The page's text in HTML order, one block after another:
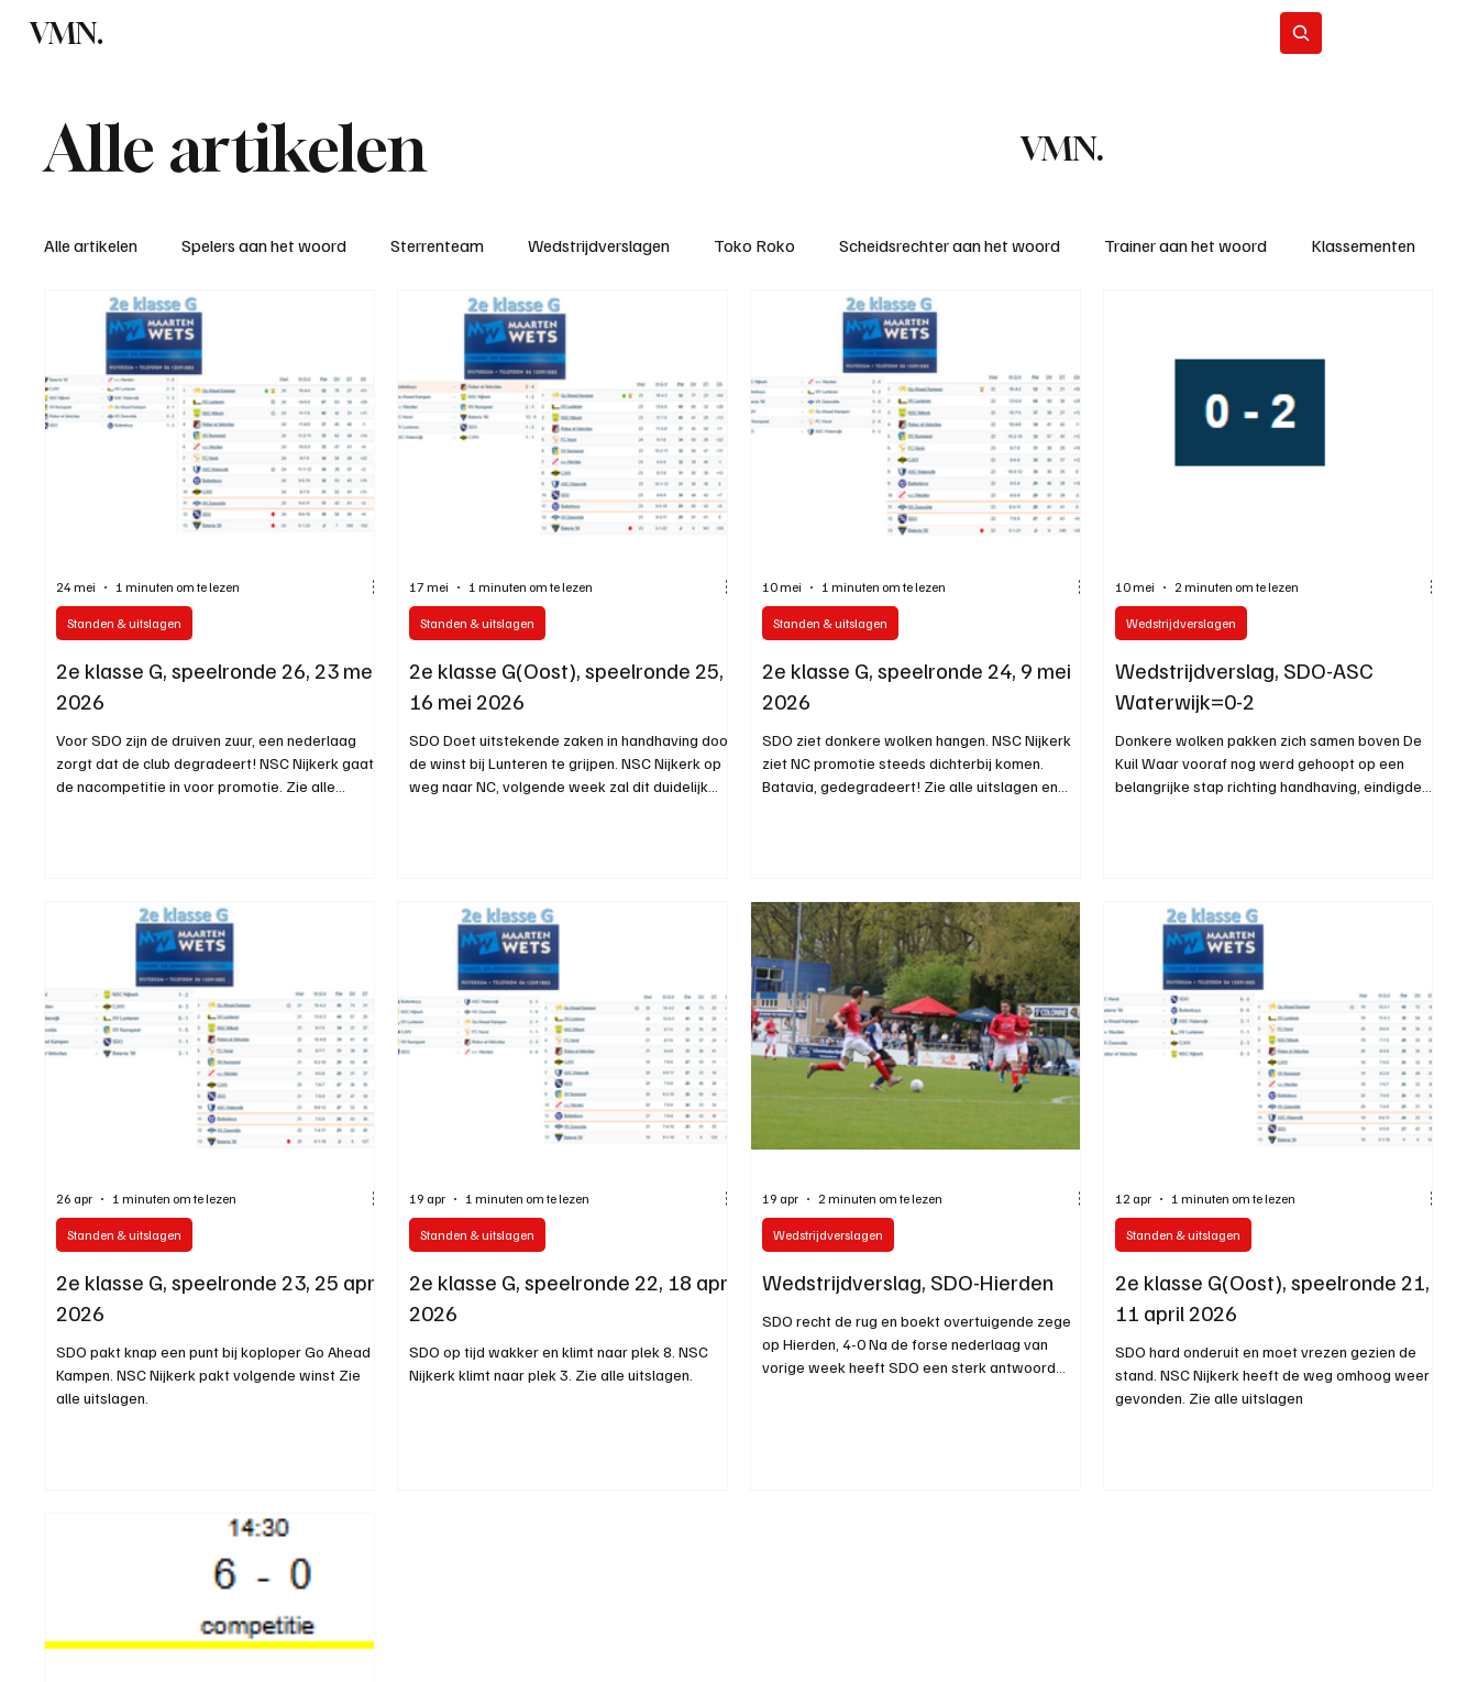
VMN.
Alle artikelen VMN.
Alle artikelen Spelers aan het woord Sterrenteam Wedstrijdverslagen Toko Roko Scheidsrechter aan het woord Trainer aan het woord Klassementen
Standen & uitslagen KM - Meest sportieve ploeg KM - Minst gepasseerde ploeg KM - Topscorer van het seizoen
KM - Meest scorende ploeg Bekervoetbal Ster van de week Het gesprek Reclame Algemene berichten KM - Topscorer van de week
Introductie donateurclubs 26/27
2e klasse G, speelronde 26, 23 mei
2026
Voor SDO zijn de druiven zuur, een nederlaag
zorgt dat de club degradeert! NSC Nijkerk gaat
de nacompetitie in voor promotie. Zie alle
Standen & uitslagen
24 mei 1 minuten om te lezen
2e klasse G(Oost), speelronde 25,
16 mei 2026
SDO Doet uitstekende zaken in handhaving door
de winst bij Lunteren te grijpen. NSC Nijkerk op
weg naar NC, volgende week zal dit duidelijk
Standen & uitslagen
17 mei 1 minuten om te lezen
2e klasse G, speelronde 24, 9 mei
2026
SDO ziet donkere wolken hangen. NSC Nijkerk
ziet NC promotie steeds dichterbij komen.
Batavia, gedegradeert! Zie alle uitslagen en
Standen & uitslagen
10 mei 1 minuten om te lezen
Wedstrijdverslag, SDO-ASC
Waterwijk=0-2
Donkere wolken pakken zich samen boven De
Kuil Waar vooraf nog werd gehoopt op een
belangrijke stap richting handhaving, eindigde
voor SDO er allesbehalve rooskleuriger op
geworden. De Bussumers zijn weggezakt naar
een positie die aan het einde van h
Wedstrijdverslagen
10 mei 2 minuten om te lezen
2e klasse G, speelronde 23, 25 april
2026
SDO pakt knap een punt bij koploper Go Ahead
Kampen. NSC Nijkerk pakt volgende winst Zie
alle uitslagen.
Standen & uitslagen
26 apr 1 minuten om te lezen
2e klasse G, speelronde 22, 18 april
2026
SDO op tijd wakker en klimt naar plek 8. NSC
Nijkerk klimt naar plek 3. Zie alle uitslagen.
Standen & uitslagen
19 apr 1 minuten om te lezen
Wedstrijdverslag, SDO-Hierden
SDO recht de rug en boekt overtuigende zege
op Hierden, 4-0 Na de forse nederlaag van
vorige week heeft SDO een sterk antwoord
Wedstrijdverslagen
19 apr 2 minuten om te lezen
2e klasse G(Oost), speelronde 21,
11 april 2026
SDO hard onderuit en moet vrezen gezien de
stand. NSC Nijkerk heeft de weg omhoog weer
gevonden. Zie alle uitslagen
Standen & uitslagen
12 apr 1 minuten om te lezen